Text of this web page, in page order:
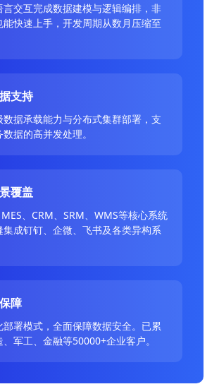
言交互完成数据建模与逻辑编排，非
能快速上手，开发周期从数月压缩至
支持
数据承载能力与分布式集群部署，支
据的高并发处理。
覆盖
、CRM、SRM、WMS等核心系统
集成钉钉、企微、飞书及各类异构系
障
部署模式，全面保障数据安全。已累
军工、金融等50000+企业客户。